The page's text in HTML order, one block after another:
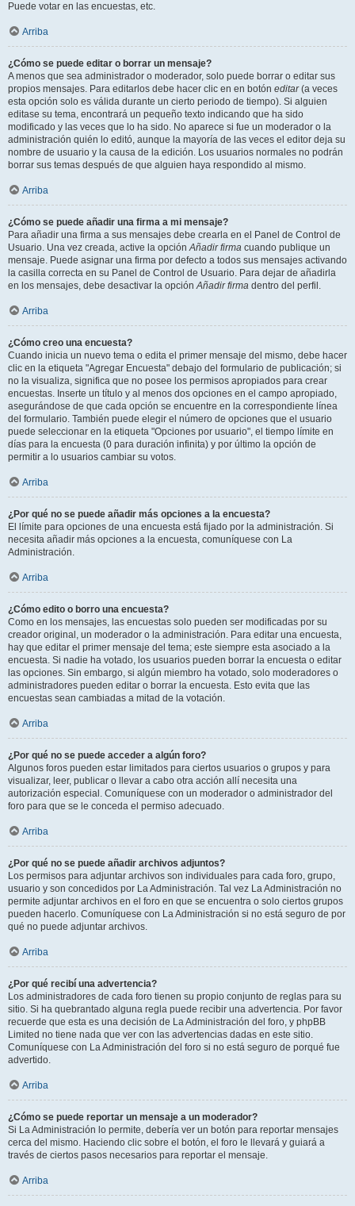
Puede votar en las encuestas, etc.
Arriba
¿Cómo se puede editar o borrar un mensaje?
A menos que sea administrador o moderador, solo puede borrar o editar sus
propios mensajes. Para editarlos debe hacer clic en en botón editar(a veces
esta opción solo es válida durante un cierto periodo de tiempo). Si alguien
editase su tema, encontrará un pequeño texto indicando que ha sido
modificado y las veces que lo ha sido. No aparece si fue un moderador o la
administración quién lo editó, aunque la mayoría de las veces el editor deja su
nombre de usuario y la causa de la edición. Los usuarios normales no podrán
borrar sus temas después de que alguien haya respondido al mismo.
Arriba
¿Cómo se puede añadir una firma a mi mensaje?
Para añadir una firma a sus mensajes debe crearla en el Panel de Control de
Usuario. Una vez creada, active la opciónAñadir firma cuando publique un
mensaje. Puede asignar una firma por defecto a todos sus mensajes activando
la casilla correcta en su Panel de Control de Usuario. Para dejar de añadirla
en los mensajes, debe desactivar la opciónAñadir firma dentro del perfil.
Arriba
¿Cómo creo una encuesta?
Cuando inicia un nuevo tema o edita el primer mensaje del mismo, debe hacer
clic en la etiqueta "Agregar Encuesta" debajo del formulario de publicación; si
no la visualiza, significa que no posee los permisos apropiados para crear
encuestas. Inserte un título y al menos dos opciones en el campo apropiado,
asegurándose de que cada opción se encuentre en la correspondiente línea
del formulario. También puede elegir el número de opciones que el usuario
puede seleccionar en la etiqueta "Opciones por usuario", el tiempo límite en
días para la encuesta (0 para duración infinita) y por último la opción de
permitir a lo usuarios cambiar su votos.
Arriba
¿Por qué no se puede añadir más opciones a la encuesta?
El límite para opciones de una encuesta está fijado por la administración. Si
necesita añadir más opciones a la encuesta, comuníquese con La
Administración.
Arriba
¿Cómo edito o borro una encuesta?
Como en los mensajes, las encuestas solo pueden ser modificadas por su
creador original, un moderador o la administración. Para editar una encuesta,
hay que editar el primer mensaje del tema; este siempre esta asociado a la
encuesta. Si nadie ha votado, los usuarios pueden borrar la encuesta o editar
las opciones. Sin embargo, si algún miembro ha votado, solo moderadores o
administradores pueden editar o borrar la encuesta. Esto evita que las
encuestas sean cambiadas a mitad de la votación.
Arriba
¿Por qué no se puede acceder a algún foro?
Algunos foros pueden estar limitados para ciertos usuarios o grupos y para
visualizar, leer, publicar o llevar a cabo otra acción allí necesita una
autorización especial. Comuníquese con un moderador o administrador del
foro para que se le conceda el permiso adecuado.
Arriba
¿Por qué no se puede añadir archivos adjuntos?
Los permisos para adjuntar archivos son individuales para cada foro, grupo,
usuario y son concedidos por La Administración. Tal vez La Administración no
permite adjuntar archivos en el foro en que se encuentra o solo ciertos grupos
pueden hacerlo. Comuníquese con La Administración si no está seguro de por
qué no puede adjuntar archivos.
Arriba
¿Por qué recibí una advertencia?
Los administradores de cada foro tienen su propio conjunto de reglas para su
sitio. Si ha quebrantado alguna regla puede recibir una advertencia. Por favor
recuerde que esta es una decisión de La Administración del foro, y phpBB
Limited no tiene nada que ver con las advertencias dadas en este sitio.
Comuníquese con La Administración del foro si no está seguro de porqué fue
advertido.
Arriba
¿Cómo se puede reportar un mensaje a un moderador?
Si La Administración lo permite, debería ver un botón para reportar mensajes
cerca del mismo. Haciendo clic sobre el botón, el foro le llevará y guiará a
través de ciertos pasos necesarios para reportar el mensaje.
Arriba